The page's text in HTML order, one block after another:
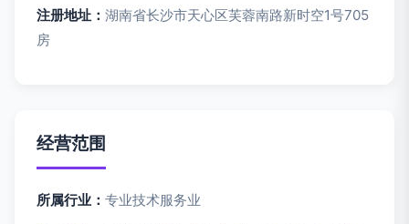
注册地址： 湖南省长沙市天心区芙蓉南路新时空1号705
房
经营范围
所属行业： 专业技术服务业